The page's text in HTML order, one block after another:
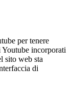
per tenere
incorporati
sito web sta
di